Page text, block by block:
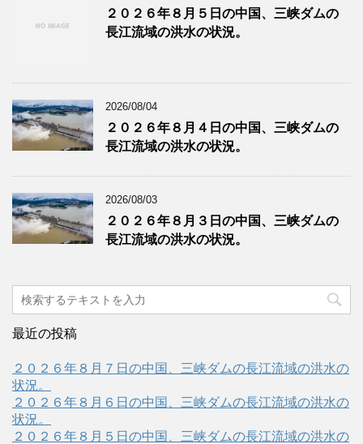
２０２６年８月５日の中国、三峡ダムの
長江流域の洪水の状況。
2026/08/04
２０２６年８月４日の中国、三峡ダムの
長江流域の洪水の状況。
2026/08/03
２０２６年８月３日の中国、三峡ダムの
長江流域の洪水の状況。
最近の投稿
２０２６年８月７日の中国、三峡ダムの長江流域の洪水の
状況。
２０２６年８月６日の中国、三峡ダムの長江流域の洪水の
状況。
２０２６年８月５日の中国、三峡ダムの長江流域の洪水の